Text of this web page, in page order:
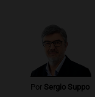
Panorama
Episodios
Audio.
repudia
respeto a
Por Sergio Suppo